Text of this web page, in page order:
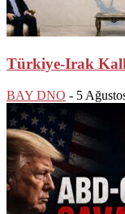
Türkiye-Irak
BAY DNO - 5